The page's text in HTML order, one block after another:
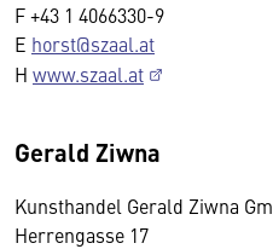
F +43 1 4066330-9
E horst@szaal.at
H www.szaal.at
Gerald Ziwna
Kunsthandel Gerald Ziwna
Herrengasse 17